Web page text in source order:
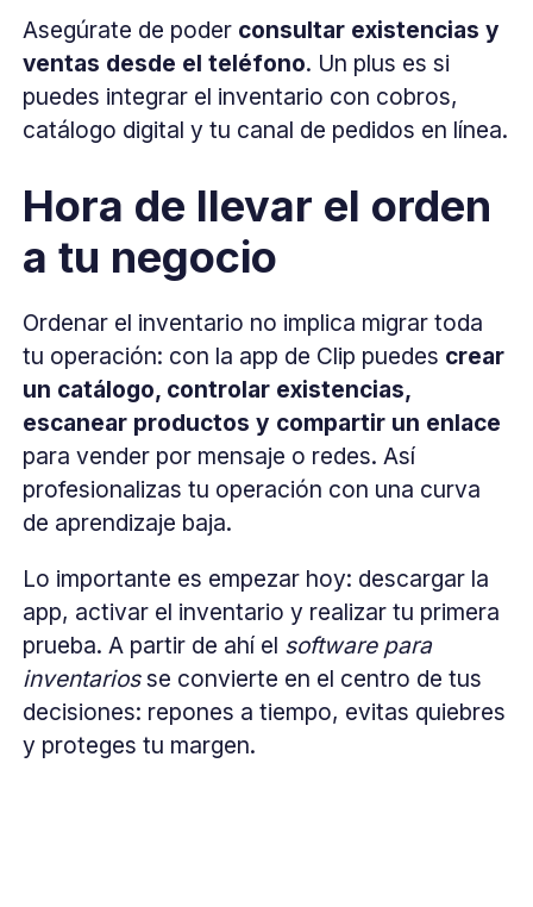
Asegúrate de poder consultar existencias y
ventas desde el teléfono. Un plus es si
puedes integrar el inventario con cobros,
catálogo digital y tu canal de pedidos en línea.
Hora de llevar el orden
a tu negocio
Ordenar el inventario no implica migrar toda
tu operación: con la app de Clip puedes crear
un catálogo, controlar existencias,
escanear productos y compartir un enlace
para vender por mensaje o redes. Así
profesionalizas tu operación con una curva
de aprendizaje baja.
Lo importante es empezar hoy: descargar la
app, activar el inventario y realizar tu primera
prueba. A partir de ahí el software para
inventariosse convierte en el centro de tus
decisiones: repones a tiempo, evitas quiebres
y proteges tu margen.